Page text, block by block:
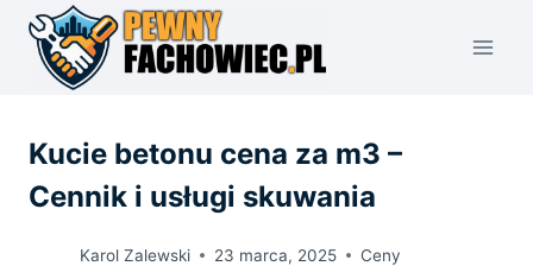
Przejdź
treści
Kucie betonu cena za m3 –
Cennik i usługi skuwania
Karol Zalewski 23 marca, 2025 Ceny